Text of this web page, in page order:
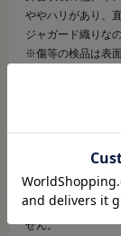
ややハリがあり、
ジャガード織りな
※傷等の検品は表
製造の都合上、生
数量限定の輸入品
また、小さなキズ
せん。